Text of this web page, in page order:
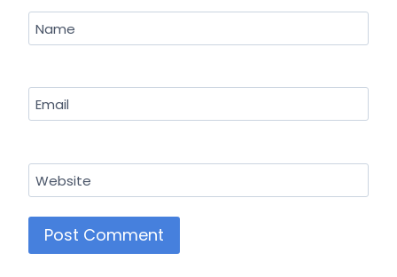
Name
Email
Website